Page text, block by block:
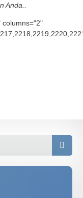
Anda..
columns="2"